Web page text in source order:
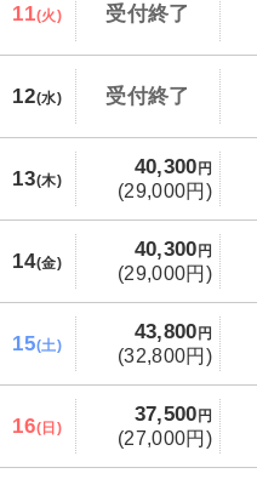
11(火) 受付終了
12(水) 受付終了
13(木)
40,300 円
(29,000円)
14(金)
40,300 円
(29,000円)
15(土)
43,800 円
(32,800円)
16(日)
37,500 円
(27,000円)